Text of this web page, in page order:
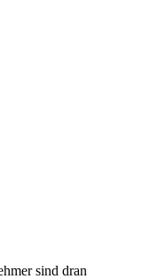
sind dran